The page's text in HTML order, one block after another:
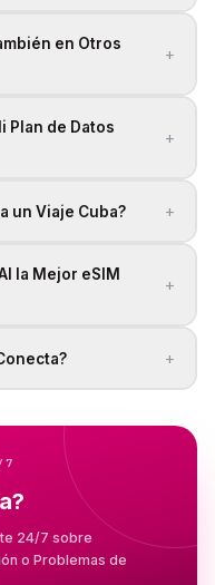
en Otros
+
Plan de Datos
+
un Viaje Cuba? +
la Mejor eSIM
+
+
7
24/7 sobre
o Problemas de